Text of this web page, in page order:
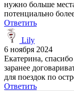
нужно больше
потенциально
Ответить
Lily
6 ноября 2024
Екатерина,
заранее
для поездок по
Ответить